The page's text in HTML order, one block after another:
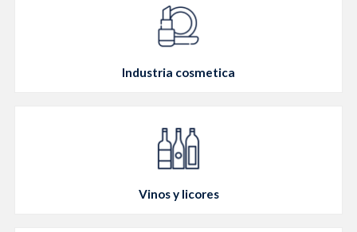
Industria cosmetica
Vinos y licores